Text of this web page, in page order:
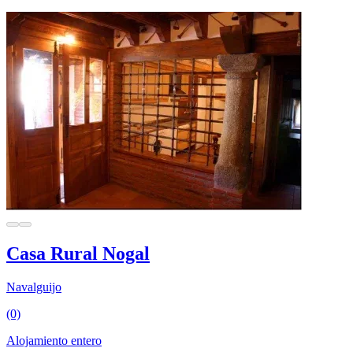
Casa Rural Nogal
Navalguijo
(0)
Alojamiento entero